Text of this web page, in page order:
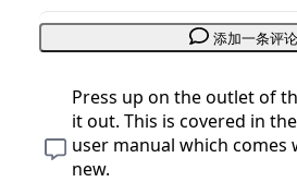
添加一条评论
Press up on the outlet of
it out. This is covered in
user manual which
new.